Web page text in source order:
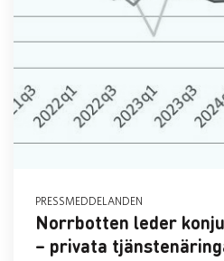
PRESSMEDDELANDEN
Norrbotten leder
– privata